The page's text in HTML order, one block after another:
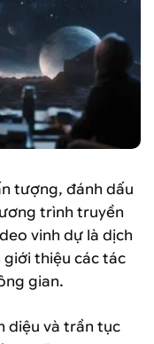
tượng, đánh dấu
trình truyền
vinh dự là dịch
thiệu các tác
gian.
diệu và trần tục